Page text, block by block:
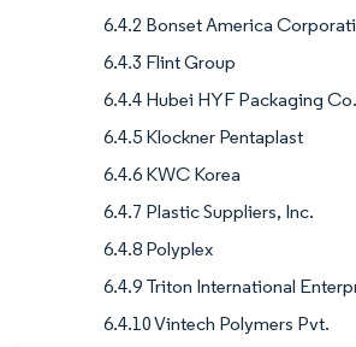
6.4.2 Bonset America
6.4.3 Flint Group
6.4.4 Hubei HYF Packaging
6.4.5 Klockner Pentaplast
6.4.6 KWC Korea
6.4.7 Plastic Suppliers, Inc.
6.4.8 Polyplex
6.4.9 Triton International
6.4.10 Vintech Polymers Pvt.